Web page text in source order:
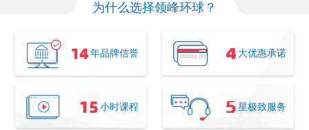
为什么选择领峰环球？
年品牌信誉 大优惠承诺
小时课程 星极致服务